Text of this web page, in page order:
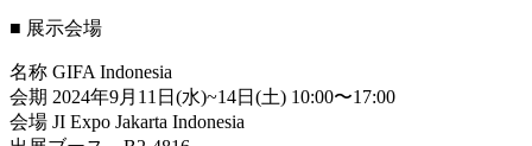
■ 展示会場
名称 GIFA Indonesia
会期 2024年9月11日(水)~14日(土) 10:00〜17:00
会場 JI Expo Jakarta Indonesia